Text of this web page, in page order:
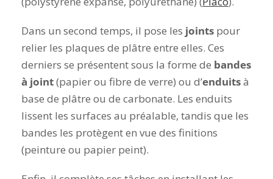
Dans un second temps, il pose les joints pour
relier les plaques de plâtre entre elles. Ces
derniers se présentent sous la forme de bandes
à joint(papier ou fibre de verre) ou d’enduitsà
base de plâtre ou de carbonate. Les enduits
lissent les surfaces au préalable, tandis que les
bandes les protègent en vue des finitions
(peinture ou papier peint).